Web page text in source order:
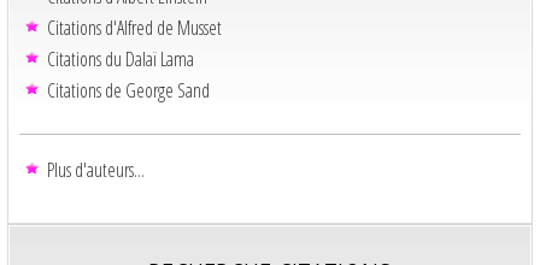
Citations d'Alfred de Musset
Citations du Dalaï Lama
Citations de George Sand
Plus d'auteurs...